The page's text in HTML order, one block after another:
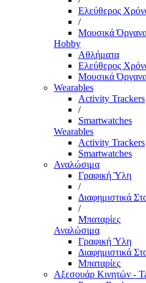
Ελεύθερος
/
Μουσικά
Hobby
Αθλήματα
Ελεύθερος
Μουσικά
Wearables
Activity Trackers
/
Smartwatches
Wearables
Activity Trackers
Smartwatches
Αναλώσιμα
Γραφική Ύλη
/
Διαφημιστικά
/
Μπαταρίες
Αναλώσιμα
Γραφική Ύλη
Διαφημιστικά
Μπαταρίες
Αξεσουάρ Κινητών -